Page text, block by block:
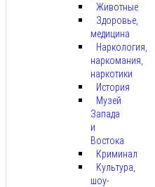
Животные
Здоровье,
медицина
Наркология,
наркомания,
наркотики
История
Музей
Запада
и
Востока
Криминал
Культура,
шоу-